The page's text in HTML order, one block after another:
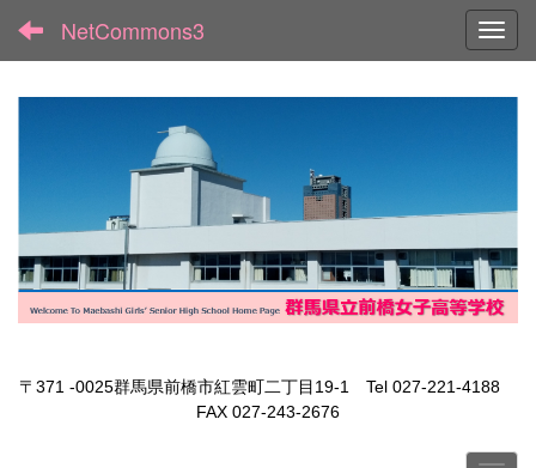
NetCommons3
〒371 -0025群馬県前橋市紅雲町二丁目19-1 Tel 027-221-4188
FAX 027-243-2676